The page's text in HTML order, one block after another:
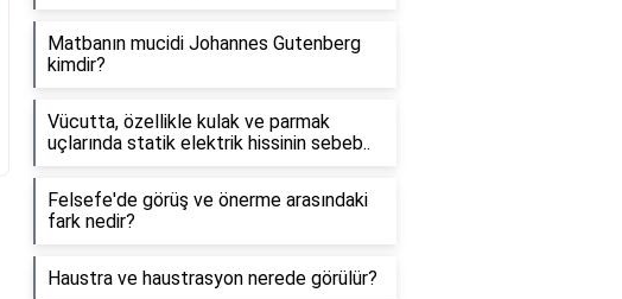
Matbanın mucidi Johannes Gutenberg
kimdir?
Vücutta, özellikle kulak ve parmak
uçlarında statik elektrik hissinin sebeb..
Felsefe'de görüş ve önerme arasındaki
fark nedir?
Haustra ve haustrasyon nerede görülür?